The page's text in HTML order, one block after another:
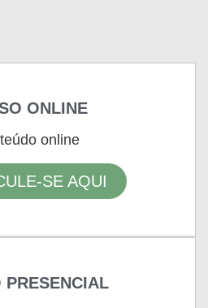
ONLINE
online
SE AQUI
PRESENCIAL